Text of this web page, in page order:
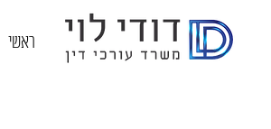
ראשי